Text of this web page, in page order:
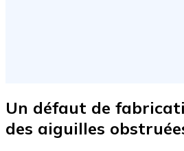
Un défaut de
des aiguilles